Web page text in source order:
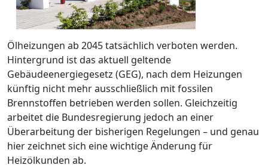
Ölheizungen ab 2045 tatsächlich verboten werden.
Hintergrund ist das aktuell geltende
Gebäudeenergiegesetz (GEG), nach dem Heizungen
künftig nicht mehr ausschließlich mit fossilen
Brennstoffen betrieben werden sollen. Gleichzeitig
arbeitet die Bundesregierung jedoch an einer
Überarbeitung der bisherigen Regelungen – und genau
hier zeichnet sich eine wichtige Änderung für
Heizölkunden ab.